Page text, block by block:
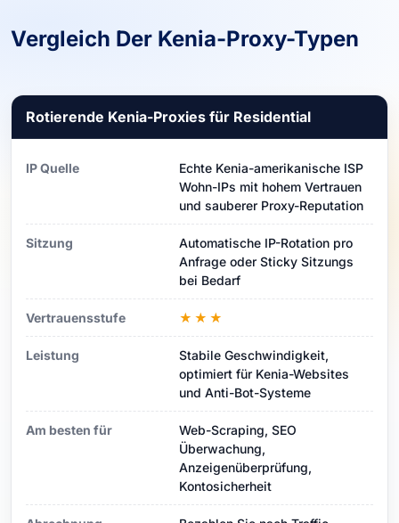
Vergleich Der Kenia-Proxy-Typen
Rotierende Kenia-Proxies für Residential
IP Quelle
Echte Kenia-amerikanische ISP
Wohn-IPs mit hohem Vertrauen
und sauberer Proxy-Reputation
Sitzung
Automatische IP-Rotation pro
Anfrage oder Sticky Sitzungs
bei Bedarf
Vertrauensstufe ★★★
Leistung
Stabile Geschwindigkeit,
optimiert für Kenia-Websites
und Anti-Bot-Systeme
Am besten für
Web-Scraping, SEO
Überwachung,
Anzeigenüberprüfung,
Kontosicherheit